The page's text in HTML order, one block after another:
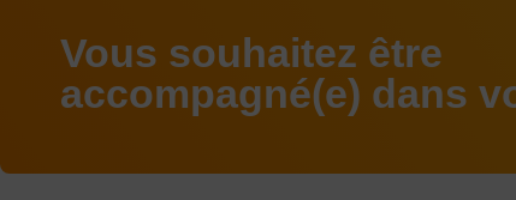
Vous souhaitez être
accompagné(e) dans